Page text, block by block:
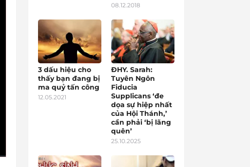
08.12.2018
3 dấu hiệu cho
thấy bạn đang bị
ma quỷ tấn công
12.05.2021
ĐHY. Sarah:
Tuyên Ngôn
Fiducia
Supplicans ‘đe
dọa sự hiệp nhất
của Hội Thánh,’
cần phải ‘bị lãng
quên’
25.10.2025